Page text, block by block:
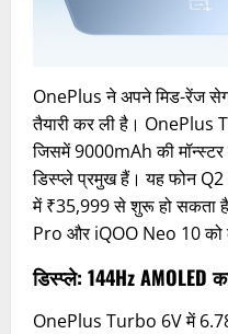
OnePlus ने अपने मिड-रेंज
तैयारी कर ली है। OnePlus
जिसमें 9000mAh की
डिस्प्ले प्रमुख हैं। यह फोन
में ₹35,999 से शुरू हो सकता
Pro और iQOO Neo 10 को
डिस्प्ले: 144Hz AMOLED
OnePlus Turbo 6V में